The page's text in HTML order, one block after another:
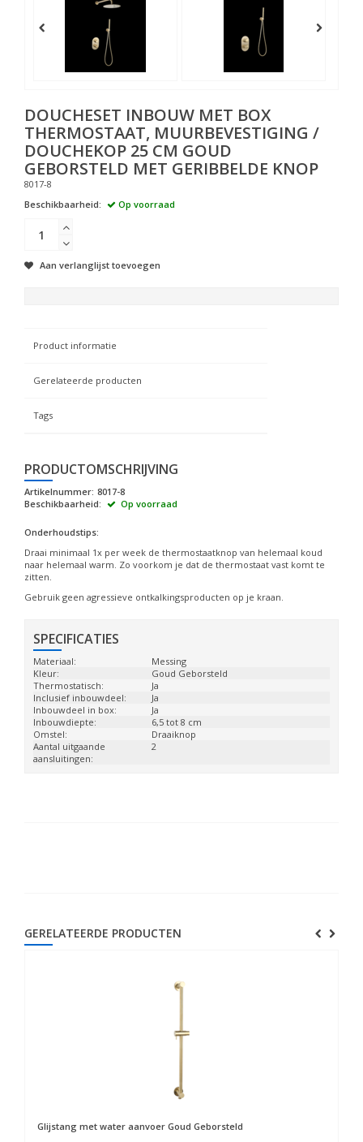
DOUCHESET INBOUW MET BOX
THERMOSTAAT, MUURBEVESTIGING /
DOUCHEKOP 25 CM GOUD
GEBORSTELD MET GERIBBELDE KNOP
8017-8
Beschikbaarheid:
Op voorraad
Aan verlanglijst toevoegen
Product informatie
Gerelateerde producten
Tags
PRODUCTOMSCHRIJVING
Artikelnummer: 8017-8
Beschikbaarheid:
Op voorraad
Onderhoudstips:
Draai minimaal 1x per week de thermostaatknop van helemaal koud
naar helemaal warm. Zo voorkom je dat de thermostaat vast komt te
zitten.
Gebruik geen agressieve ontkalkingsproducten op je kraan.
SPECIFICATIES
Materiaal:
Messing
Kleur:
Goud Geborsteld
Thermostatisch:
Ja
Inclusief inbouwdeel:
Ja
Inbouwdeel in box:
Ja
Inbouwdiepte:
6,5 tot 8 cm
Omstel:
Draaiknop
Aantal uitgaande
aansluitingen:
2
GERELATEERDE PRODUCTEN
Glijstang met water aanvoer Goud Geborsteld